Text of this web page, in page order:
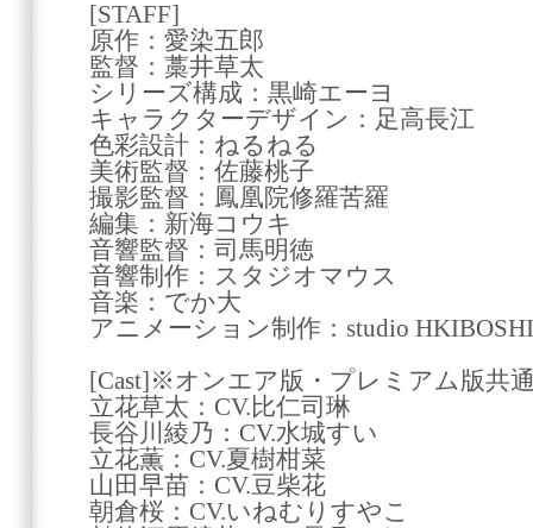
[STAFF]
原作：愛染五郎
監督：藁井草太
シリーズ構成：黒崎エーヨ
キャラクターデザイン：足高長江
色彩設計：ねるねる
美術監督：佐藤桃子
撮影監督：鳳凰院修羅苦羅
編集：新海コウキ
音響監督：司馬明徳
音響制作：スタジオマウス
音楽：でか大
アニメーション制作：studio HKIBOSHI
[Cast]※オンエア版・プレミアム版共
立花草太：CV.比仁司琳
長谷川綾乃：CV.水城すい
立花薫：CV.夏樹柑菜
山田早苗：CV.豆柴花
朝倉桜：CV.いねむりすやこ